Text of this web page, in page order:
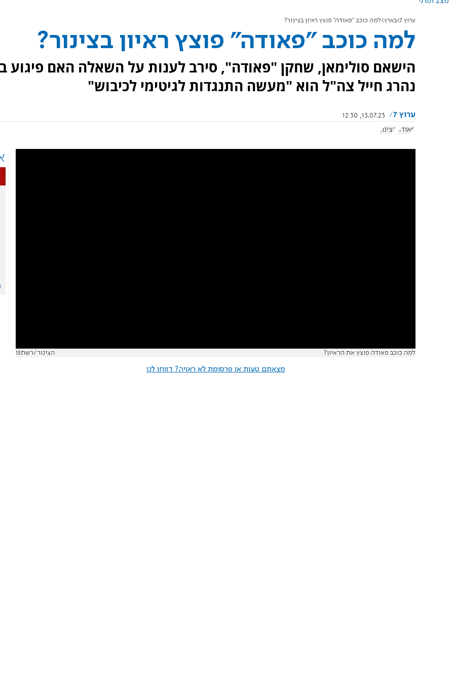
ערוץ 7 בארץ למה כוכב "פאודה" פוצץ ראיון בצינור?
למה כוכב "פאודה" פוצץ ראיון בצינור?
הישאם סולימאן, שחקן "פאודה", סירב לענות על השאלה האם פיגוע
נהרג חייל צה"ל הוא "מעשה התנגדות לגיטימי לכיבוש"
ערוץ 7
13.07.23, 12:30
פאודה
הצינור
למה כוכב פאודה פוצץ את הראיון? הצינור/רשת13
מצאתם טעות או פרסומת לא ראויה? דווחו לנו